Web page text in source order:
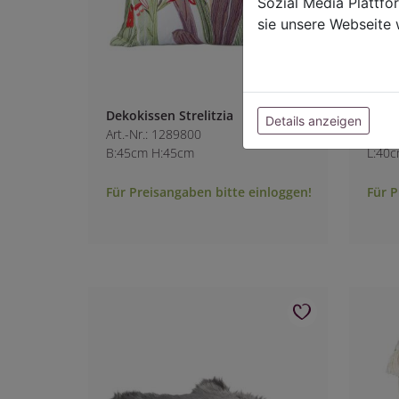
Dekokissen Strelitzia
Art.-Nr.: 1289800
B:45cm H:45cm
Für Preisangaben bitte einloggen!
Art.-
Für
sie unsere
Details anzeigen